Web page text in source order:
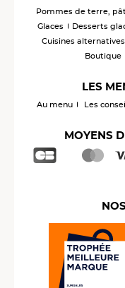
Pommes de terre,
Glaces
Desserts
Cuisines alternatives
Boutique
LES
Au menu Les
MOYENS